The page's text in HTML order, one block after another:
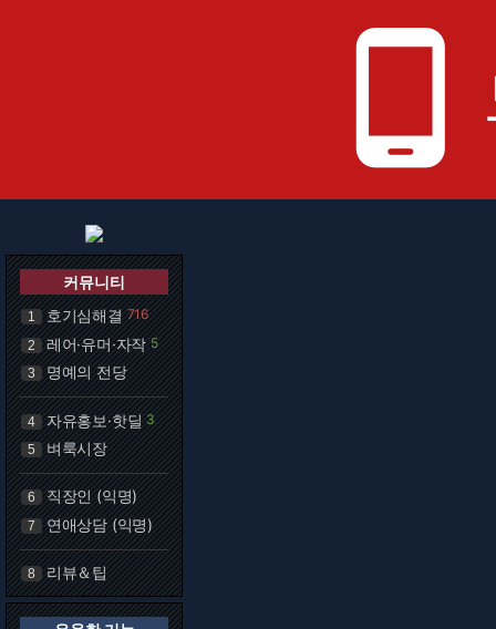
phone_android
커뮤니티
1 호기심해결 716
2 레어·유머·자작 5
3 명예의 전당
4 자유홍보·핫딜 3
5 벼룩시장
6 직장인 (익명)
7 연애상담 (익명)
8 리뷰＆팁